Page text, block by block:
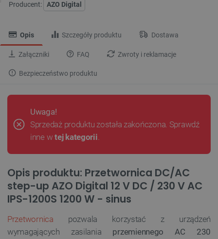
Producent: AZO Digital
Opis Szczegóły produktu Dostawa
Załączniki FAQ Zwroty i reklamacje
Bezpieczeństwo produktu
Uwaga!
Sprzedaż produktu została zakończona. Sprawdź
inne wtej kategorii.
Opis produktu: Przetwornica DC/AC
step-up AZO Digital 12 V DC / 230 V AC
IPS-1200S 1200 W - sinus
Przetwornica pozwala korzystać z urządzeń
wymagających zasilania przemiennego AC 230